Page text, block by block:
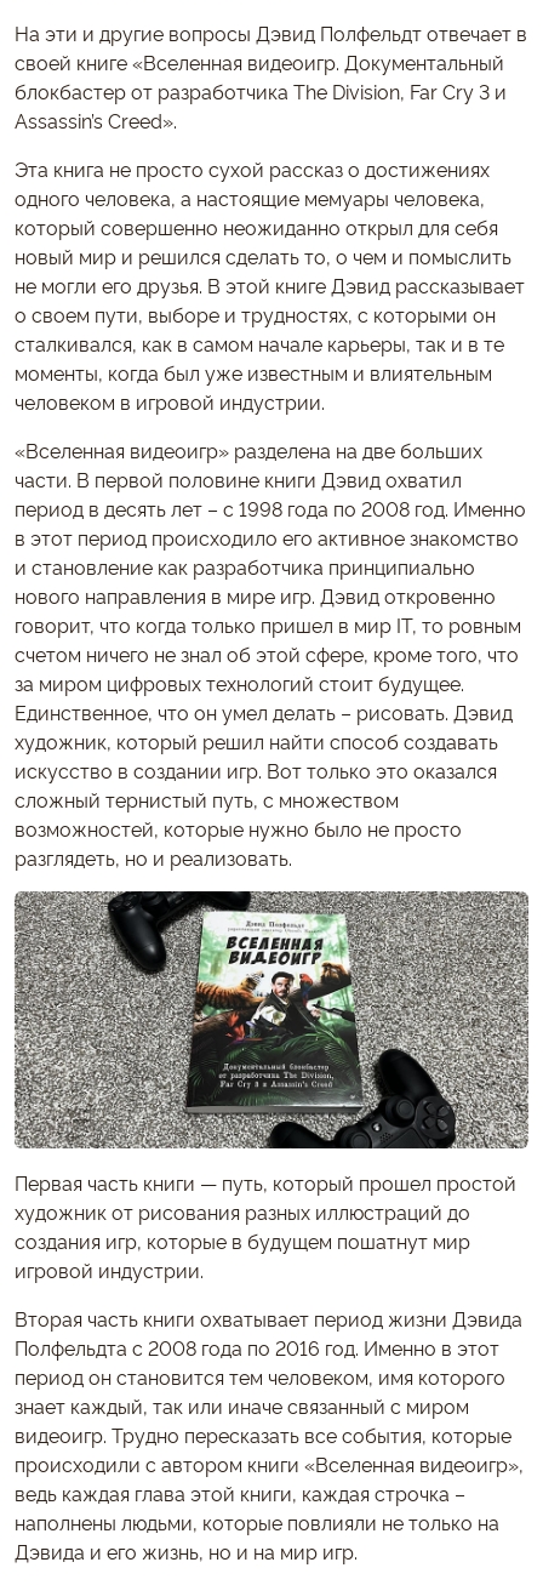
На эти и другие вопросы Дэвид Полфельдт отвечает в
своей книге «Вселенная видеоигр. Документальный
блокбастер от разработчика The Division, Far Cry 3 и
Assassin’s Creed».
Эта книга не просто сухой рассказ о достижениях
одного человека, а настоящие мемуары человека,
который совершенно неожиданно открыл для себя
новый мир и решился сделать то, о чем и помыслить
не могли его друзья. В этой книге Дэвид рассказывает
о своем пути, выборе и трудностях, с которыми он
сталкивался, как в самом начале карьеры, так и в те
моменты, когда был уже известным и влиятельным
человеком в игровой индустрии.
«Вселенная видеоигр» разделена на две больших
части. В первой половине книги Дэвид охватил
период в десять лет – с 1998 года по 2008 год. Именно
в этот период происходило его активное знакомство
и становление как разработчика принципиально
нового направления в мире игр. Дэвид откровенно
говорит, что когда только пришел в мир IT, то ровным
счетом ничего не знал об этой сфере, кроме того, что
за миром цифровых технологий стоит будущее.
Единственное, что он умел делать – рисовать. Дэвид
художник, который решил найти способ создавать
искусство в создании игр. Вот только это оказался
сложный тернистый путь, с множеством
возможностей, которые нужно было не просто
разглядеть, но и реализовать.
Первая часть книги — путь, который прошел простой
художник от рисования разных иллюстраций до
создания игр, которые в будущем пошатнут мир
игровой индустрии.
Вторая часть книги охватывает период жизни Дэвида
Полфельдта с 2008 года по 2016 год. Именно в этот
период он становится тем человеком, имя которого
знает каждый, так или иначе связанный с миром
видеоигр. Трудно пересказать все события, которые
происходили с автором книги «Вселенная видеоигр»,
ведь каждая глава этой книги, каждая строчка –
наполнены людьми, которые повлияли не только на
Дэвида и его жизнь, но и на мир игр.